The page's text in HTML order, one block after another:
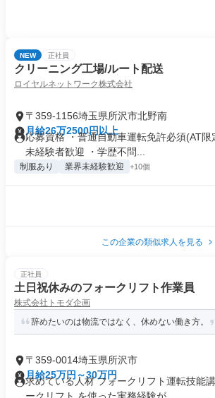
NEW 正社員
クリーニング工場/ルート配送
ロイヤルネットワーク株式会社
〒359-1156埼玉県所沢市北野南
月給26万2500円以上
応募資格 ・普通自動車運転免許必須(AT限
未経験者歓迎 ・学歴不問...
制服あり 業界未経験歓迎 +10個
この企業の類似求人を見る
正社員
土日祝休みのフォークリフト作業員
株式会社トモダ企画
辞めたいのは物流ではなく、休めない働き方。
〒359-0014埼玉県所沢市
月給25万円～30万円
求めている人材 フォークリフト運転技能